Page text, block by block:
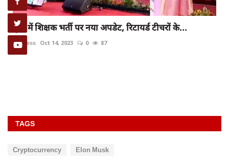
यूपी में शिक्षक भर्ती पर नया अपडेट, रिटायर्ड टीचरों के...
rexpress Oct 14, 2023 0 87
TAGS
Cryptocurrency Elon Musk